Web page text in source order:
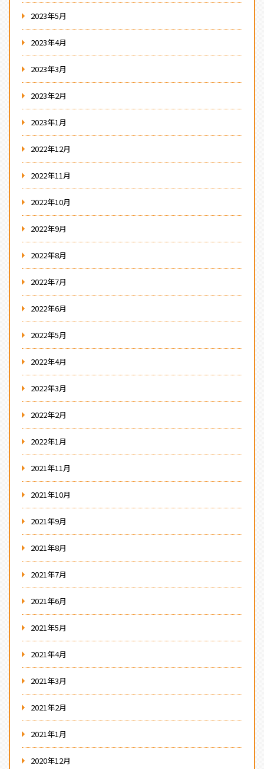
2023年5月
2023年4月
2023年3月
2023年2月
2023年1月
2022年12月
2022年11月
2022年10月
2022年9月
2022年8月
2022年7月
2022年6月
2022年5月
2022年4月
2022年3月
2022年2月
2022年1月
2021年11月
2021年10月
2021年9月
2021年8月
2021年7月
2021年6月
2021年5月
2021年4月
2021年3月
2021年2月
2021年1月
2020年12月